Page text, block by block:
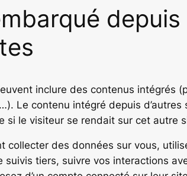
depuis
inclure des contenus intégrés
Le contenu intégré depuis d’autres
si le visiteur se rendait sur cet autre
collecter des données sur vous,
suivis tiers, suivre vos interactions